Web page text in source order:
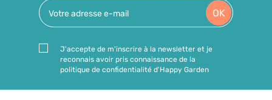
OK
J'accepte de m'inscrire à la newsletter et je
reconnais avoir pris connaissance de la
politique de confidentialité d'Happy Garden